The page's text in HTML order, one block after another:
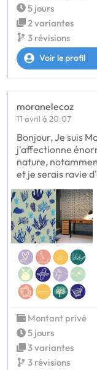
5 jours
2 variantes
3 révisions
Voir le profil
moranelecoz
11 avril à 20:07
Bonjour, Je suis
j'affectionne
nature,
et je serais ravie
Montant privé
5 jours
3 variantes
3 révisions